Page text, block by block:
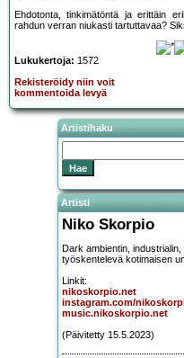
Ehdotonta, tinkimätöntä ja erittäin
rahdun verran niukasti tartuttavaa?
Lukukertoja: 1572
Rekisteröidy niin voit
kommentoida levyä
Artistihaku
Artisti
Niko Skorpio
Dark ambientin,
työskentelevä kotimaisen
Linkit:
nikoskorpio.net
instagram.com/
music.nikoskorpio.net
(Päivitetty 15.5.2023)